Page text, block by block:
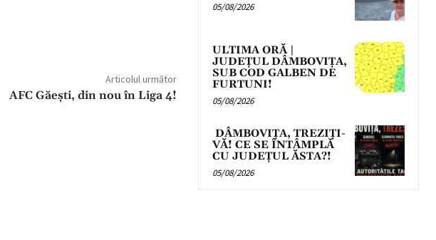
Articolul următor
AFC Găești, din nou în Liga 4!
05/08/2026
ULTIMA ORĂ |
JUDEȚUL DÂMBOVIȚA,
SUB COD GALBEN DE
FURTUNI!
05/08/2026
DÂMBOVIȚA, TREZIȚI-
VĂ! CE SE ÎNTÂMPLĂ
CU JUDEȚUL ĂSTA?!
05/08/2026